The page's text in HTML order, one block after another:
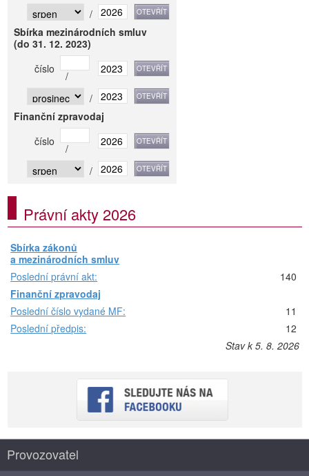
/
Sbírka mezinárodních smluv
(do 31. 12. 2023)
číslo
/
/
Finanční zpravodaj
číslo
/
/
Právní akty 2026
Sbírka zákonů
a mezinárodních smluv
Poslední právní akt:
140
Finanční zpravodaj
Poslední číslo vydané MF:
11
Poslední předpis:
12
Stav k 5. 8. 2026
Provozovatel